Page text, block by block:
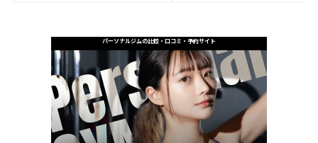
パーソナルジムの比較・口コミ・予約サイト